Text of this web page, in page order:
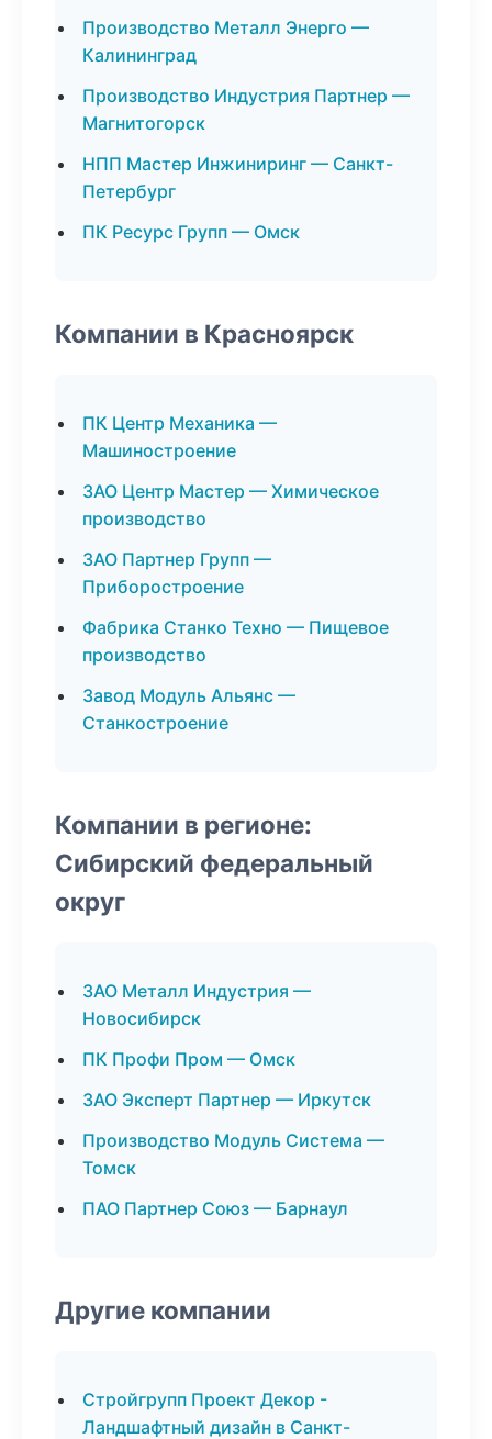
Производство Металл Энерго —
Калининград
Производство Индустрия Партнер —
Магнитогорск
НПП Мастер Инжиниринг — Санкт-
Петербург
ПК Ресурс Групп — Омск
Компании в Красноярск
ПК Центр Механика —
Машиностроение
ЗАО Центр Мастер — Химическое
производство
ЗАО Партнер Групп —
Приборостроение
Фабрика Станко Техно — Пищевое
производство
Завод Модуль Альянс —
Станкостроение
Компании в регионе:
Сибирский федеральный
округ
ЗАО Металл Индустрия —
Новосибирск
ПК Профи Пром — Омск
ЗАО Эксперт Партнер — Иркутск
Производство Модуль Система —
Томск
ПАО Партнер Союз — Барнаул
Другие компании
Стройгрупп Проект Декор -
Ландшафтный дизайн в Санкт-